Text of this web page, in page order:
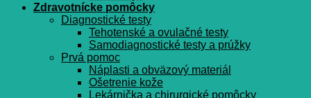
Zdravotnícke pomôcky
Diagnostické testy
Tehotenské a ovulačné testy
Samodiagnostické testy a prúžky
Prvá pomoc
Náplasti a obväzový materiál
Ošetrenie kože
Lekárnička a chirurgické pomôcky